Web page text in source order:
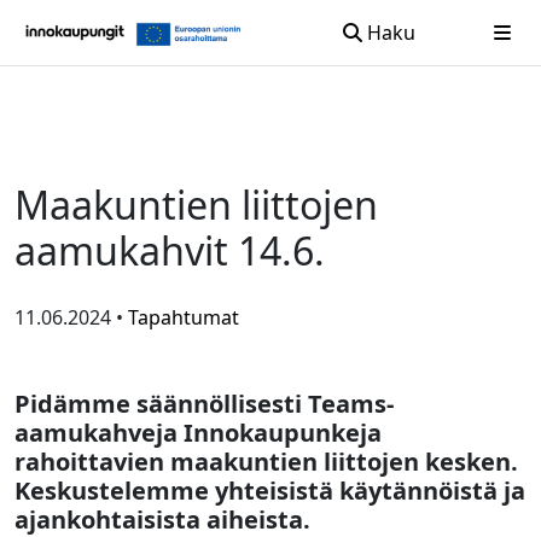
Haku
Maakuntien liittojen
aamukahvit 14.6.
11.06.2024 • Tapahtumat
Pidämme säännöllisesti Teams-
aamukahveja Innokaupunkeja
rahoittavien maakuntien liittojen kesken.
Keskustelemme yhteisistä käytännöistä ja
ajankohtaisista aiheista.